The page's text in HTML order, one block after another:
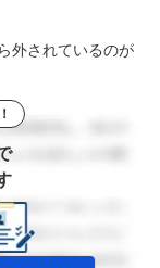
外されているのが